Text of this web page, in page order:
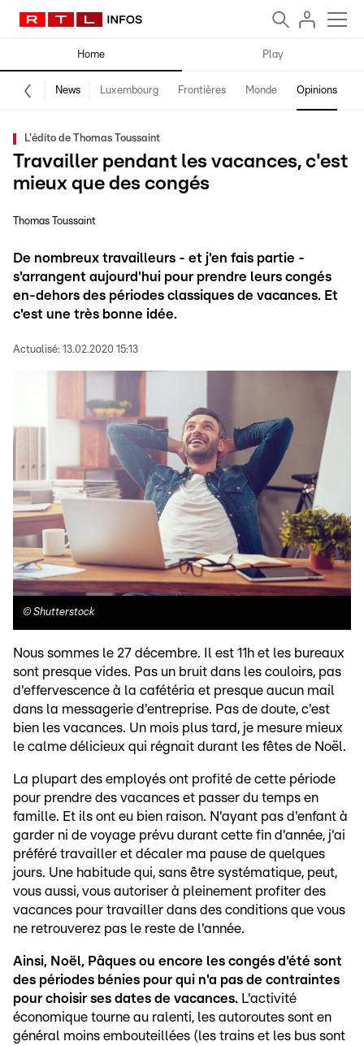
Home Play
News Luxembourg Frontières Monde Opinions
L'édito de Thomas Toussaint
Travailler pendant les vacances, c'est
mieux que des congés
Thomas Toussaint
De nombreux travailleurs - et j'en fais partie -
s'arrangent aujourd'hui pour prendre leurs congés
en-dehors des périodes classiques de vacances. Et
c'est une très bonne idée.
Actualisé: 13.02.2020 15:13
© Shutterstock
Nous sommes le 27 décembre. Il est 11h et les bureaux
sont presque vides. Pas un bruit dans les couloirs, pas
d'effervescence à la cafétéria et presque aucun mail
dans la messagerie d'entreprise. Pas de doute, c'est
bien les vacances. Un mois plus tard, je mesure mieux
le calme délicieux qui régnait durant les fêtes de Noël.
La plupart des employés ont profité de cette période
pour prendre des vacances et passer du temps en
famille. Et ils ont eu bien raison. N'ayant pas d'enfant à
garder ni de voyage prévu durant cette fin d'année, j'ai
préféré travailler et décaler ma pause de quelques
jours. Une habitude qui, sans être systématique, peut,
vous aussi, vous autoriser à pleinement profiter des
vacances pour travailler dans des conditions que vous
ne retrouverez pas le reste de l'année.
Ainsi, Noël, Pâques ou encore les congés d'été sont
des périodes bénies pour qui n'a pas de contraintes
pour choisir ses dates de vacances. L'activité
économique tourne au ralenti, les autoroutes sont en
général moins embouteillées (les trains et les bus sont